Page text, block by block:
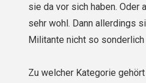
sie da vor sich haben. Oder
sehr wohl. Dann allerdings
Militante nicht so
Zu welcher Kategorie